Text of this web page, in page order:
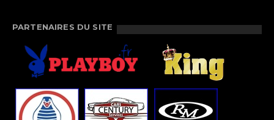
PARTENAIRES DU SITE